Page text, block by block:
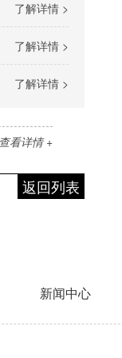
了解详情 >
了解详情 >
了解详情 >
查看详情 +
返回列表
新闻中心